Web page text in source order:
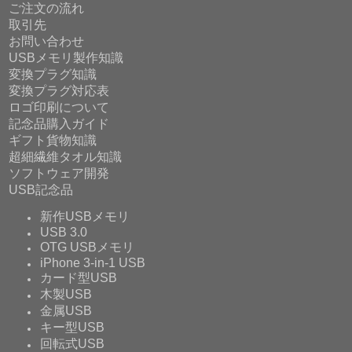
ご注文の流れ
取引先
お問い合わせ
USBメモリ製作知識
変換プラグ知識
変換プラグ対応表
ロゴ印刷について
記念品購入ガイド
ギフト貨物知識
超細繊維タオル知識
ソフトウェア開発
USB記念品
新作USBメモリ
USB 3.0
OTG USBメモリ
iPhone 3-in-1 USB
カード型USB
木製USB
金属USB
キー型USB
回転式USB